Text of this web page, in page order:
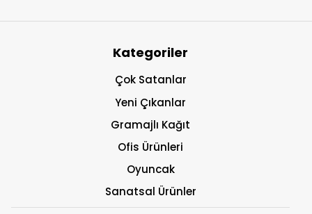
Kategoriler
Çok Satanlar
Yeni Çıkanlar
Gramajlı Kağıt
Ofis Ürünleri
Oyuncak
Sanatsal Ürünler